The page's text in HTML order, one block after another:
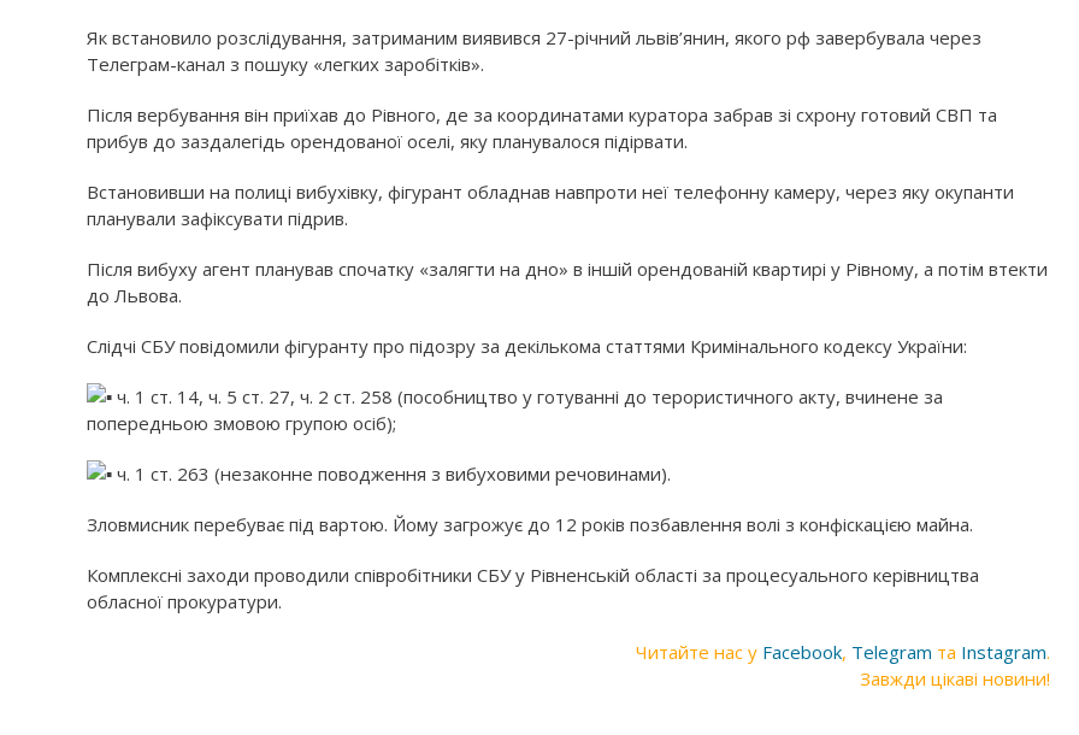
Як встановило розслідування, затриманим виявився 27-річний львів’янин, якого рф завербувала через
Телеграм-канал з пошуку «легких заробітків».
Після вербування він приїхав до Рівного, де за координатами куратора забрав зі схрону готовий СВП та
прибув до заздалегідь орендованої оселі, яку планувалося підірвати.
Встановивши на полиці вибухівку, фігурант обладнав навпроти неї телефонну камеру, через яку окупанти
планували зафіксувати підрив.
Після вибуху агент планував спочатку «залягти на дно» в іншій орендованій квартирі у Рівному, а потім втекти
до Львова.
Слідчі СБУ повідомили фігуранту про підозру за декількома статтями Кримінального кодексу України:
ч. 1 ст. 14, ч. 5 ст. 27, ч. 2 ст. 258 (пособництво у готуванні до терористичного акту, вчинене за
попередньою змовою групою осіб);
ч. 1 ст. 263 (незаконне поводження з вибуховими речовинами).
Зловмисник перебуває під вартою. Йому загрожує до 12 років позбавлення волі з конфіскацією майна.
Комплексні заходи проводили співробітники СБУ у Рівненській області за процесуального керівництва
обласної прокуратури.
Читайте нас у Facebook, Telegram та Instagram.
Завжди цікаві новини!